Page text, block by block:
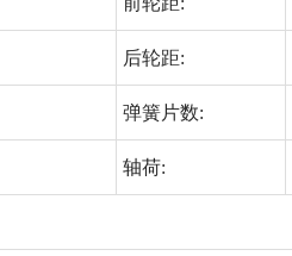
后轮距:
弹簧片数:
轴荷: